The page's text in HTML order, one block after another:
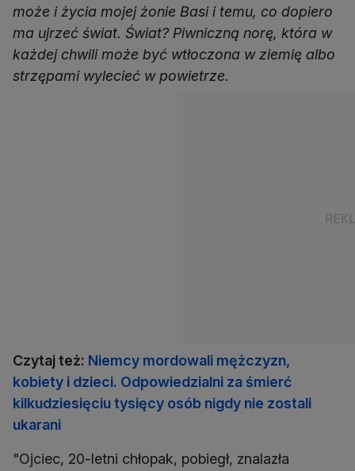
może i życia mojej żonie Basi i temu, co dopiero
ma ujrzeć świat. Świat? Piwniczną norę, która w
każdej chwili może być wtłoczona w ziemię albo
strzępami wylecieć w powietrze.
Czytaj też: Niemcy mordowali mężczyzn,
kobiety i dzieci. Odpowiedzialni za śmierć
kilkudziesięciu tysięcy osób nigdy nie zostali
ukarani
"Ojciec, 20-letni chłopak, pobiegł, znalazła